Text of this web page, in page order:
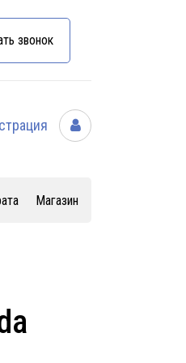
звонок
Магазин